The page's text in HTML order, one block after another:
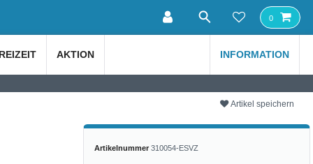
0
AKTION INFORMATION
Artikel speichern
Artikelnummer310054-ESVZ